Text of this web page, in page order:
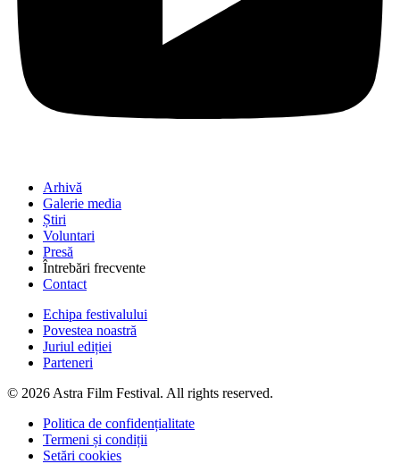
Arhivă
Galerie media
Știri
Voluntari
Presă
Întrebări frecvente
Contact
Echipa festivalului
Povestea noastră
Juriul ediției
Parteneri
© 2026 Astra Film Festival. All rights reserved.
Politica de confidențialitate
Termeni și condiții
Setări cookies